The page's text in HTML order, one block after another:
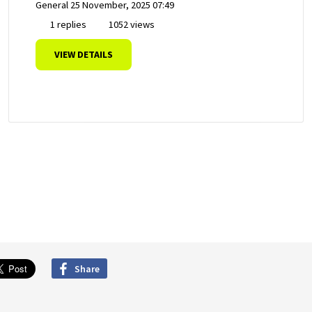
General 25 November, 2025 07:49
1 replies
1052 views
VIEW DETAILS
Share